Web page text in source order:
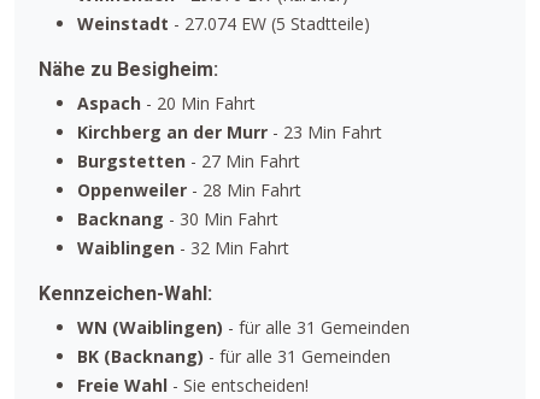
Weinstadt - 27.074 EW (5 Stadtteile)
Nähe zu Besigheim:
Aspach - 20 Min Fahrt
Kirchberg an der Murr - 23 Min Fahrt
Burgstetten - 27 Min Fahrt
Oppenweiler - 28 Min Fahrt
Backnang - 30 Min Fahrt
Waiblingen - 32 Min Fahrt
Kennzeichen-Wahl:
WN (Waiblingen) - für alle 31 Gemeinden
BK (Backnang) - für alle 31 Gemeinden
Freie Wahl - Sie entscheiden!